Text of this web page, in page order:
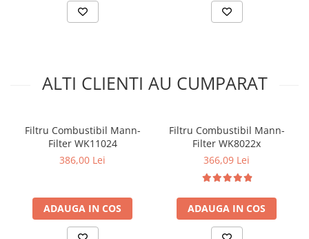
Bielete antiruliu
Cap de bara
Caroserie
Amortizor capota
Suspensie
ALTI CLIENTI AU CUMPARAT
Filtru Combustibil Mann-
Filter WK11024
386,00 Lei
ADAUGA IN COS
Filtru Combustibil Mann-
Filter WK8022x
366,09 Lei
ADAUGA IN COS